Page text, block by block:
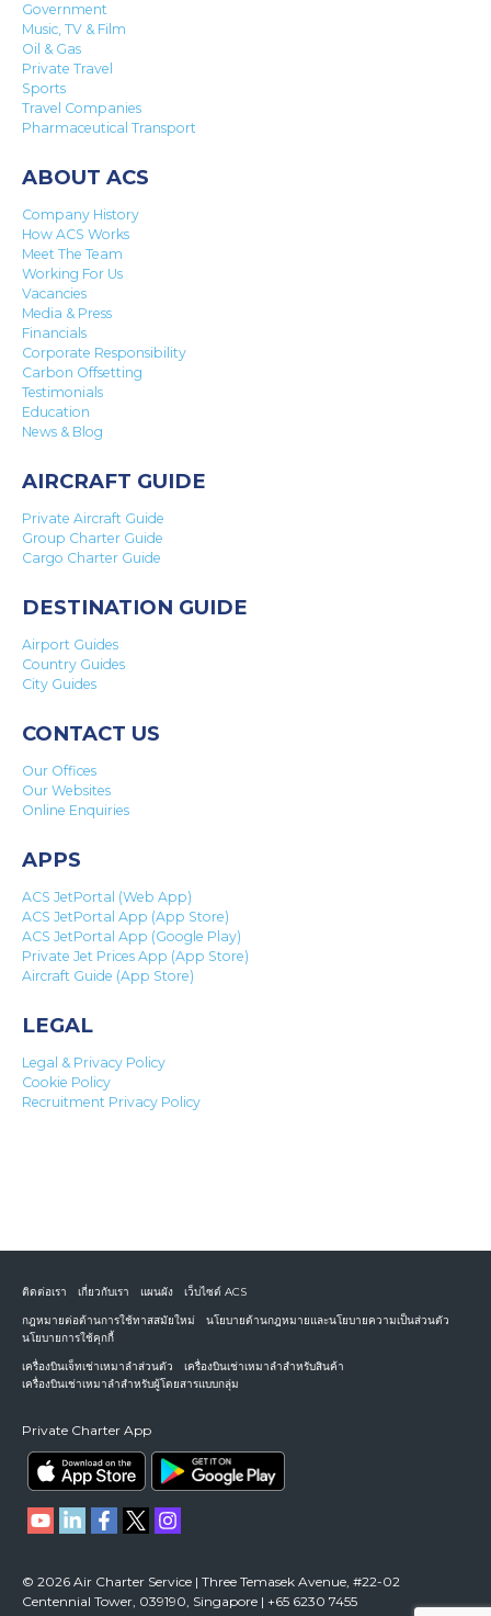
Government
Music, TV & Film
Oil & Gas
Private Travel
Sports
Travel Companies
Pharmaceutical Transport
ABOUT ACS
Company History
How ACS Works
Meet The Team
Working For Us
Vacancies
Media & Press
Financials
Corporate Responsibility
Carbon Offsetting
Testimonials
Education
News & Blog
AIRCRAFT GUIDE
Private Aircraft Guide
Group Charter Guide
Cargo Charter Guide
DESTINATION GUIDE
Airport Guides
Country Guides
City Guides
CONTACT US
Our Offices
Our Websites
Online Enquiries
APPS
ACS JetPortal (Web App)
ACS JetPortal App (App Store)
ACS JetPortal App (Google Play)
Private Jet Prices App (App Store)
Aircraft Guide (App Store)
LEGAL
Legal & Privacy Policy
Cookie Policy
Recruitment Privacy Policy
ติดต่อเรา เกี่ยวกับเรา แผนผัง
เว็บไซต์ ACS
กฎหมายต่อต้านการใช้ทาสสมัยใหม่
นโยบายด้านกฎหมายและนโยบายความเป็นส่วนตัว
นโยบายการใช้คุกกี้
เครื่องบินเจ็ทเช่าเหมาลำส่วนตัว
เครื่องบินเช่าเหมาลำสำหรับสินค้า
เครื่องบินเช่าเหมาลำสำหรับผู้โดยสารแบบกลุ่ม
Private Charter App
© 2026 Air Charter Service | Three Temasek Avenue, #22-02
Centennial Tower, 039190, Singapore | +65 6230 7455